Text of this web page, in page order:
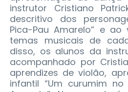
instrutor Cristiano
descritivo dos
Pica-Pau Amarelo” e
temas musicais de
disso, os alunos da
acompanhado por
aprendizes de violão,
infantil “Um curumim